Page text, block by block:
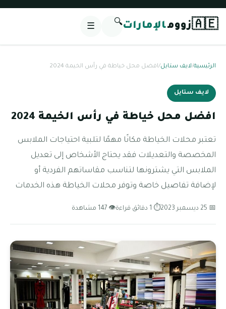
🇦🇪زوومالإمارات🔍
☰
الرئيسية/لايف ستايل/افضل محل خياطة في رأس الخيمة 2024
لايف ستايل
افضل محل خياطة في رأس الخيمة 2024
تعتبر محلات الخياطة مكانًا مهمًا لتلبية احتياجات الملابس
المخصصة والتعديلات فقد يحتاج الأشخاص إلى تعديل
الملابس التي يشترونها لتناسب مقاساتهم الفردية أو
لإضافة تفاصيل خاصة وتوفر محلات الخياطة هذه الخدمات
📅 25 ديسمبر 2023 ⏱ 1 دقائق قراءة 👁 147 مشاهدة